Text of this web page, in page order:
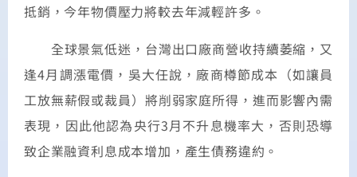
抵銷，今年物價壓力將較去年減輕許多。
全球景氣低迷，台灣出口廠商營收持續萎縮，又
逢4月調漲電價，吳大任說，廠商樽節成本（如讓員
工放無薪假或裁員）將削弱家庭所得，進而影響內需
表現，因此他認為央行3月不升息機率大，否則恐導
致企業融資利息成本增加，產生債務違約。